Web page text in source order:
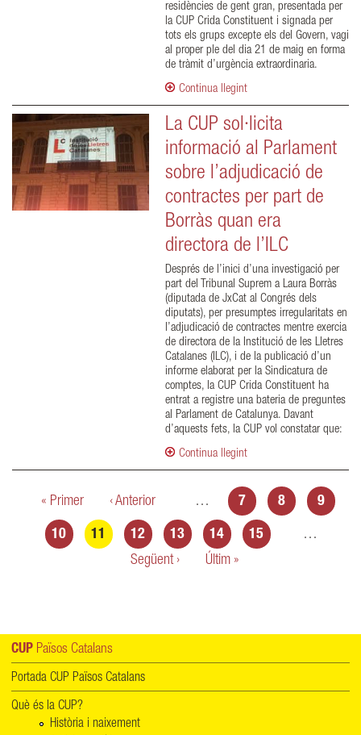
residències de gent gran, presentada per
la CUP Crida Constituent i signada per
tots els grups excepte els del Govern, vagi
al proper ple del dia 21 de maig en forma
de tràmit d’urgència extraordinaria.
Continua llegint
La CUP sol·licita
informació al Parlament
sobre l’adjudicació de
contractes per part de
Borràs quan era
directora de l’ILC
Després de l’inici d’una investigació per
part del Tribunal Suprem a Laura Borràs
(diputada de JxCat al Congrés dels
diputats), per presumptes irregularitats en
l’adjudicació de contractes mentre exercia
de directora de la Institució de les Lletres
Catalanes (ILC), i de la publicació d’un
informe elaborat per la Sindicatura de
comptes, la CUP Crida Constituent ha
entrat a registre una bateria de preguntes
al Parlament de Catalunya. Davant
d’aquests fets, la CUP vol constatar que:
Continua llegint
Pàgines
« Primer ‹ Anterior … 7 8 9
10 11 12 13 14 15
…
Següent ›
Últim »
CUP Països Catalans
Portada CUP Països Catalans
Què és la CUP?
Història i naixement